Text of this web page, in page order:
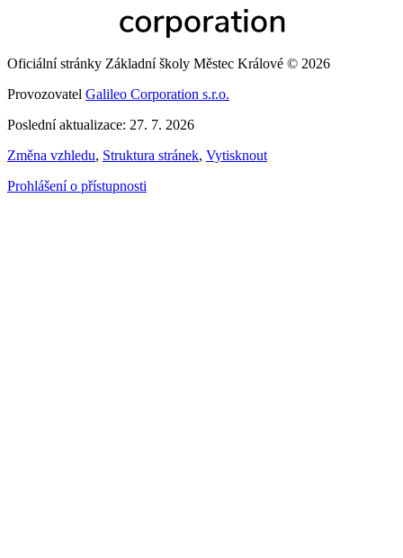
Oficiální stránky Základní školy Městec Králové © 2026
Provozovatel Galileo Corporation s.r.o.
Poslední aktualizace: 27. 7. 2026
Změna vzhledu, Struktura stránek, Vytisknout
Prohlášení o přístupnosti